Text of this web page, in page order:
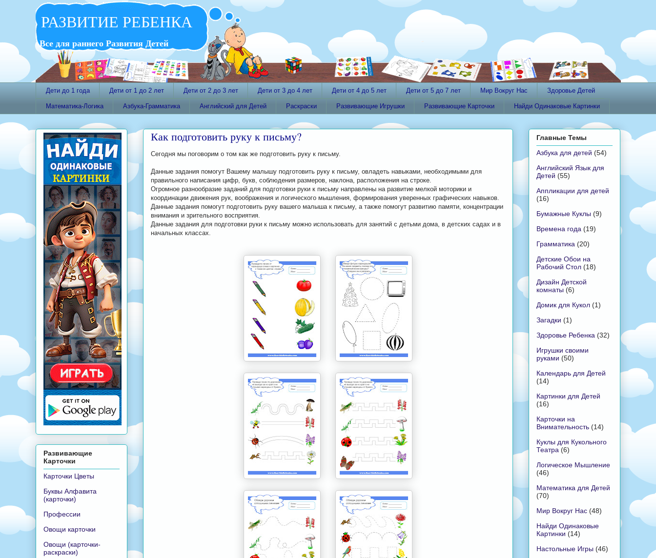
РАЗВИТИЕ РЕБЕНКА
Все для раннего Развития Детей
Дети до 1 года Дети от 1 до 2 лет Дети от 2 до 3 лет Дети от 3 до 4 лет Дети от 4 до 5 лет Дети от 5 до 7 лет Мир Вокруг Нас Здоровье Детей
Математика-Логика Азбука-Грамматика Английский для Детей Раскраски Развивающие Игрушки Развивающие Карточки Найди Одинаковые Картинки
Как подготовить руку к письму?
Сегодня мы поговорим о том как же подготовить руку к письму.
Данные задания помогут Вашему малышу подготовить руку к письму, овладеть навыками, необходимыми для
правильного написания цифр, букв, соблюдения размеров, наклона, расположения на строке.
Огромное разнообразие заданий для подготовки руки к письму направлены на развитие мелкой моторики и
координации движения рук, воображения и логического мышления, формирования уверенных графических навыков.
Данные задания помогут подготовить руку вашего малыша к письму, а также помогут развитию памяти, концентрации
внимания и зрительного восприятия.
Данные задания для подготовки руки к письму можно использовать для занятий с детьми дома, в детских садах и в
начальных классах.
Развивающие
Карточки
Карточки Цветы
Буквы Алфавита
(карточки)
Профессии
Овощи карточки
Овощи (карточки-
раскраски)
Главные Темы
Азбука для детей (54)
Английский Язык для
Детей (55)
Аппликации для детей
(16)
Бумажные Куклы (9)
Времена года (19)
Грамматика (20)
Детские Обои на
Рабочий Стол (18)
Дизайн Детской
комнаты (6)
Домик для Кукол (1)
Загадки (1)
Здоровье Ребенка (32)
Игрушки своими
руками (50)
Календарь для Детей
(14)
Картинки для Детей
(16)
Карточки на
Внимательность (14)
Куклы для Кукольного
Театра (6)
Логическое Мышление
(46)
Математика для Детей
(70)
Мир Вокруг Нас (48)
Найди Одинаковые
Картинки (14)
Настольные Игры (46)